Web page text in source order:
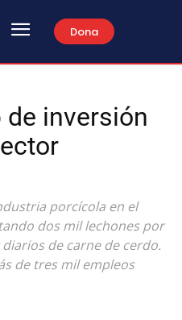
Dona
inversión
porcícola en el
dos mil lechones por
de carne de cerdo.
de tres mil empleos